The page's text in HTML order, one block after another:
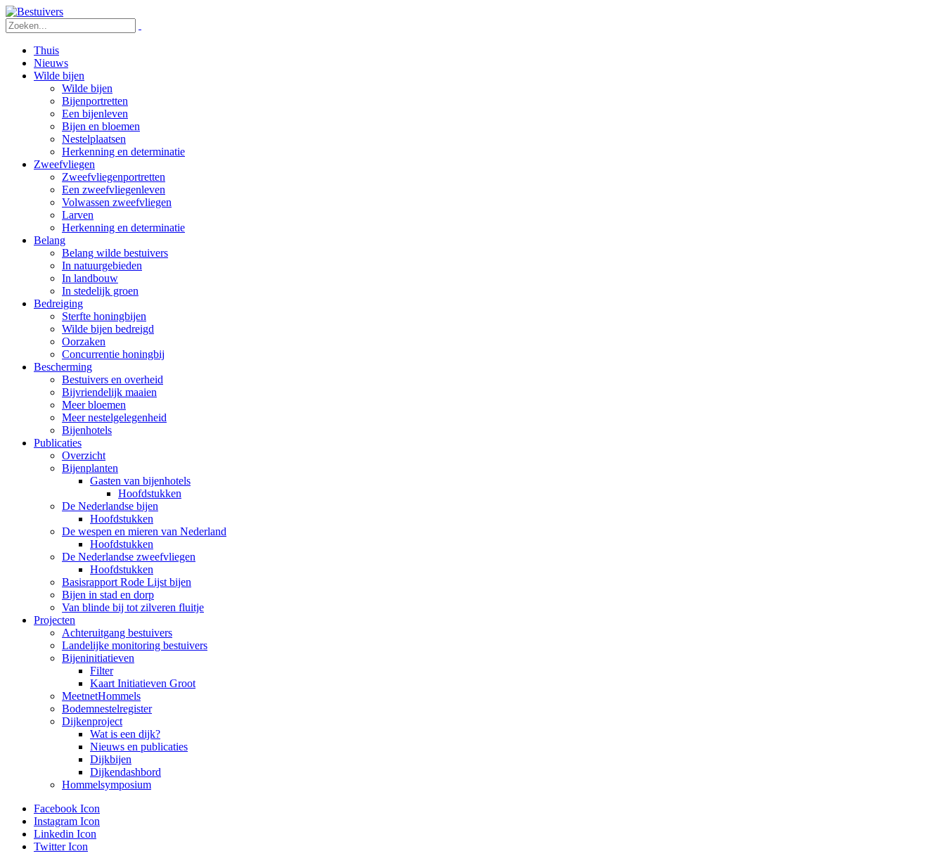
Thuis
Nieuws
Wilde bijen
Wilde bijen
Bijenportretten
Een bijenleven
Bijen en bloemen
Nestelplaatsen
Herkenning en determinatie
Zweefvliegen
Zweefvliegenportretten
Een zweefvliegenleven
Volwassen zweefvliegen
Larven
Herkenning en determinatie
Belang
Belang wilde bestuivers
In natuurgebieden
In landbouw
In stedelijk groen
Bedreiging
Sterfte honingbijen
Wilde bijen bedreigd
Oorzaken
Concurrentie honingbij
Bescherming
Bestuivers en overheid
Bijvriendelijk maaien
Meer bloemen
Meer nestelgelegenheid
Bijenhotels
Publicaties
Overzicht
Bijenplanten
Gasten van bijenhotels
Hoofdstukken
De Nederlandse bijen
Hoofdstukken
De wespen en mieren van Nederland
Hoofdstukken
De Nederlandse zweefvliegen
Hoofdstukken
Basisrapport Rode Lijst bijen
Bijen in stad en dorp
Van blinde bij tot zilveren fluitje
Projecten
Achteruitgang bestuivers
Landelijke monitoring bestuivers
Bijeninitiatieven
Filter
Kaart Initiatieven Groot
MeetnetHommels
Bodemnestelregister
Dijkenproject
Wat is een dijk?
Nieuws en publicaties
Dijkbijen
Dijkendashbord
Hommelsymposium
Facebook Icon
Instagram Icon
Linkedin Icon
Twitter Icon